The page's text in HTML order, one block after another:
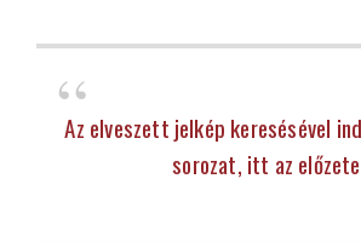
Az elveszett jelkép keresésével
sorozat, itt az